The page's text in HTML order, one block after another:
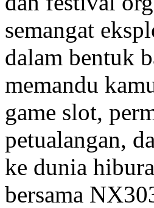
semangat
dalam bentuk
memandu
game slot,
petualangan,
ke dunia
bersama